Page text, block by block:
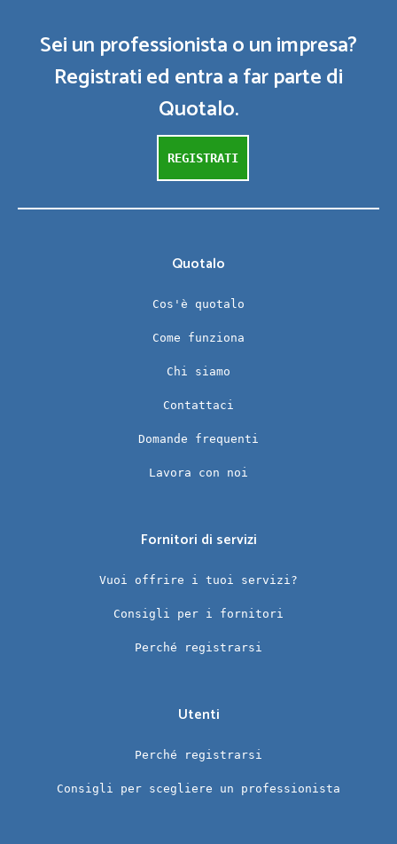
Sei un professionista o un impresa?
Registrati ed entra a far parte di
Quotalo.
REGISTRATI
Quotalo
Cos'è quotalo
Come funziona
Chi siamo
Contattaci
Domande frequenti
Lavora con noi
Fornitori di servizi
Vuoi offrire i tuoi servizi?
Consigli per i fornitori
Perché registrarsi
Utenti
Perché registrarsi
Consigli per scegliere un professionista